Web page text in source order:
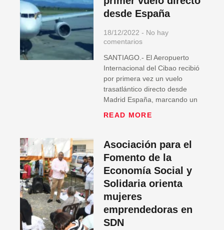
desde España
18/12/2022
No hay
comentarios
SANTIAGO.- El Aeropuerto
Internacional del Cibao recibió
por primera vez un vuelo
trasatlántico directo desde
Madrid España, marcando un
READ MORE
Asociación para el
Fomento de la
Economía Social y
Solidaria orienta
mujeres
emprendedoras en
SDN